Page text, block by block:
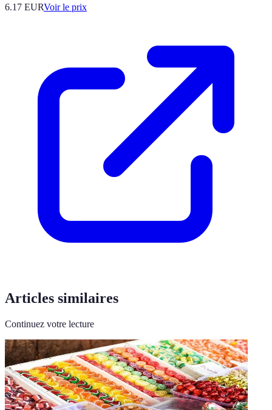
6.17 EURVoir le prix
Articles similaires
Continuez votre lecture